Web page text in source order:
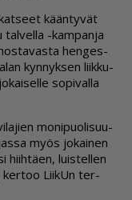
kään­ty­vät
tal­vel­la -kam­pan­ja
hen­ges­
kyn­nyk­sen liik­ku­
so­pi­val­la
mo­ni­puo­li­suu­
myös jo­kai­nen
hiih­tä­en, luis­tel­len
ker­too Lii­kUn ter­